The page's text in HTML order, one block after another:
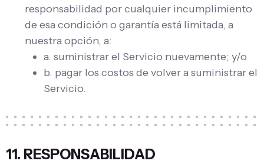
responsabilidad por cualquier incumplimiento
de esa condición o garantía está limitada, a
nuestra opción, a:
a. suministrar el Servicio nuevamente; y/o
b. pagar los costos de volver a suministrar el
Servicio.
11. RESPONSABILIDAD